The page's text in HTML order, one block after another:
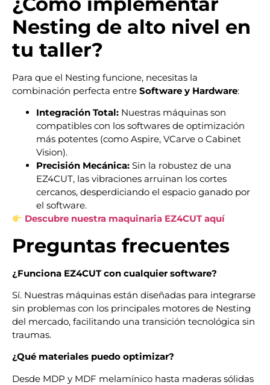
Nesting de alto nivel en
tu taller?
Para que el Nesting funcione, necesitas la
combinación perfecta entre Software y Hardware:
Integración Total: Nuestras máquinas son
compatibles con los softwares de optimización
más potentes (como Aspire, VCarve o Cabinet
Vision).
Precisión Mecánica: Sin la robustez de una
EZ4CUT, las vibraciones arruinan los cortes
cercanos, desperdiciando el espacio ganado por
el software.
Descubre nuestra maquinaria EZ4CUT aquí
Preguntas frecuentes
¿Funciona EZ4CUT con cualquier software?
Sí. Nuestras máquinas están diseñadas para integrarse
sin problemas con los principales motores de Nesting
del mercado, facilitando una transición tecnológica sin
traumas.
¿Qué materiales puedo optimizar?
Desde MDP y MDF melamínico hasta maderas sólidas